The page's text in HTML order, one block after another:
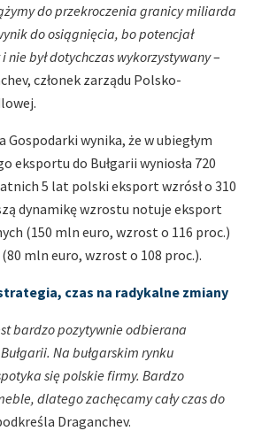
do przekroczenia granicy miliarda
do osiągnięcia, bo potencjał
nie był dotychczas wykorzystywany–
członek zarządu Polsko-
wynika, że w ubiegłym
eksportu do Bułgarii wyniosła 720
5 lat polski eksport wzrósł o 310
dynamikę wzrostu notuje eksport
(150 mln euro, wzrost o 116 proc.)
mln euro, wzrost o 108 proc.).
czas na radykalne zmiany
bardzo pozytywnie odbierana
Na bułgarskim rynku
się polskie firmy. Bardzo
dlatego zachęcamy cały czas do
Draganchev.